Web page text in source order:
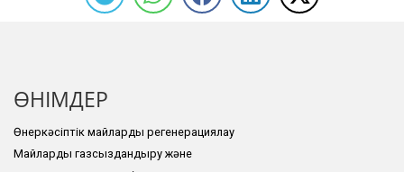
ӨНІМДЕР
Өнеркәсіптік майларды регенерациялау
Майларды газсыздандыру және